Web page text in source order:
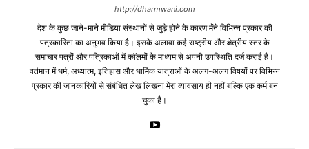
http://dharmwani.com
देश के कुछ जाने-माने मीडिया संस्थानों से जुड़े होने के कारण मैंने विभिन्न प्रकार की
पत्रकारिता का अनुभव किया है। इसके अलावा कई राष्ट्रीय और क्षेत्रीय स्तर के
समाचार पत्रों और पत्रिकाओं में काॅलमों के माध्यम से अपनी उपस्थिति दर्ज कराई है।
वर्तमान में धर्म, अध्यात्म, इतिहास और धार्मिक यात्राओं के अलग-अलग विषयों पर विभिन्न
प्रकार की जानकारियों से संबंधित लेख लिखना मेरा व्यावसाय ही नहीं बल्कि एक कर्म बन
चुका है।